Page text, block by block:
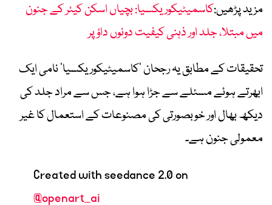
مزید پڑھیں:کاسمیٹیکوریکسیا: بچیاں اسکن کیئر کے جنون
میں مبتلا، جلد اور ذہنی کیفیت دونوں داؤ پر
تحقیقات کے مطابق یہ رجحان ’کاسمیٹیکوریکسیا‘ نامی ایک
ابھرتے ہوئے مسئلے سے جڑا ہوا ہے، جس سے مراد جلد کی
دیکھ بھال اور خوبصورتی کی مصنوعات کے استعمال کا غیر
معمولی جنون ہے۔
Created with seedance 2.0 on
@openart_ai